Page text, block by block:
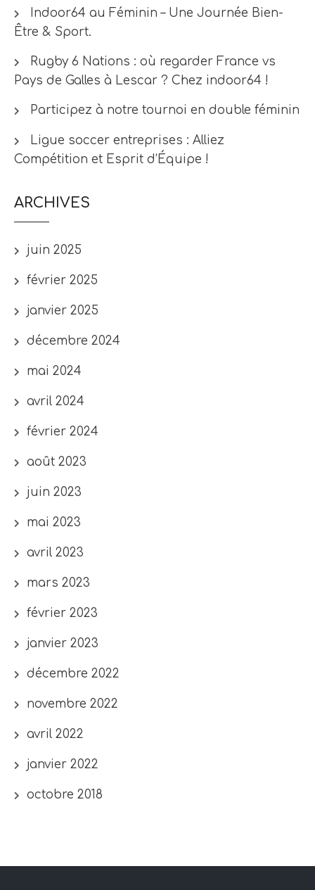
Indoor64 au Féminin – Une Journée Bien-
Être & Sport.
Rugby 6 Nations : où regarder France vs
Pays de Galles à Lescar ? Chez indoor64 !
Participez à notre tournoi en double féminin
Ligue soccer entreprises : Alliez
Compétition et Esprit d’Équipe !
ARCHIVES
juin 2025
février 2025
janvier 2025
décembre 2024
mai 2024
avril 2024
février 2024
août 2023
juin 2023
mai 2023
avril 2023
mars 2023
février 2023
janvier 2023
décembre 2022
novembre 2022
avril 2022
janvier 2022
octobre 2018